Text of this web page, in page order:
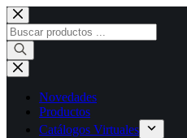
Novedades
Productos
Catálogos Virtuales